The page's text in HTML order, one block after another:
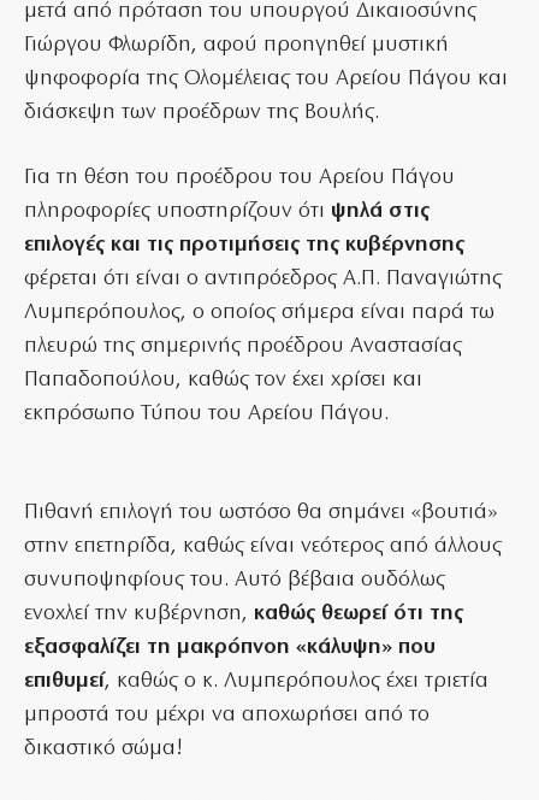
μετά από πρόταση του υπουργού Δικαιοσύνης
Γιώργου Φλωρίδη, αφού προηγηθεί μυστική
ψηφοφορία της Ολομέλειας του Αρείου Πάγου και
διάσκεψη των προέδρων της Βουλής.
Για τη θέση του προέδρου του Αρείου Πάγου
πληροφορίες υποστηρίζουν ότι ψηλά στις
επιλογές και τις προτιμήσεις της κυβέρνησης
φέρεται ότι είναι ο αντιπρόεδρος Α.Π. Παναγιώτης
Λυμπερόπουλος, ο οποίος σήμερα είναι παρά τω
πλευρώ της σημερινής προέδρου Αναστασίας
Παπαδοπούλου, καθώς τον έχει χρίσει και
εκπρόσωπο Τύπου του Αρείου Πάγου.
Πιθανή επιλογή του ωστόσο θα σημάνει «βουτιά»
στην επετηρίδα, καθώς είναι νεότερος από άλλους
συνυποψηφίους του. Αυτό βέβαια ουδόλως
ενοχλεί την κυβέρνηση, καθώς θεωρεί ότι της
εξασφαλίζει τη μακρόπνοη «κάλυψη» που
επιθυμεί, καθώς ο κ. Λυμπερόπουλος έχει τριετία
μπροστά του μέχρι να αποχωρήσει από το
δικαστικό σώμα!